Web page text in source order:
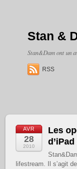
Stan &
Stan&Dam ont un
RSS
AVR
28
2010
Les
lifestream. Il s’agit